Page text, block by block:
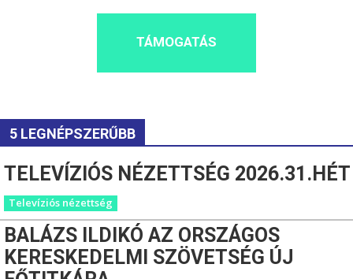
TÁMOGATÁS
5 LEGNÉPSZERŰBB
TELEVÍZIÓS NÉZETTSÉG 2026.31.HÉT
Televíziós nézettség
BALÁZS ILDIKÓ AZ ORSZÁGOS
KERESKEDELMI SZÖVETSÉG ÚJ